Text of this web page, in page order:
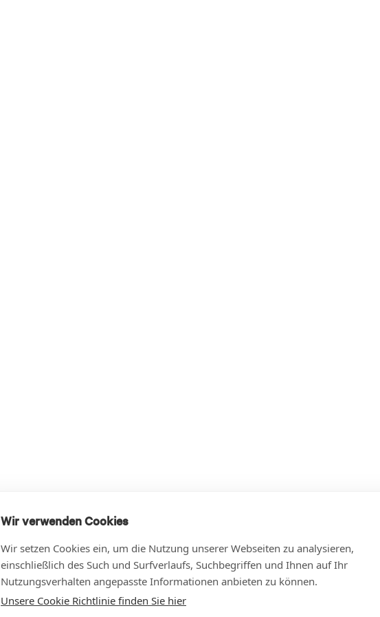
Wir verwenden Cookies
Wir setzen Cookies ein, um die Nutzung unserer Webseiten zu analysieren,
einschließlich des Such und Surfverlaufs, Suchbegriffen und Ihnen auf Ihr
Nutzungsverhalten angepasste Informationen anbieten zu können.
Unsere Cookie Richtlinie finden Sie hier